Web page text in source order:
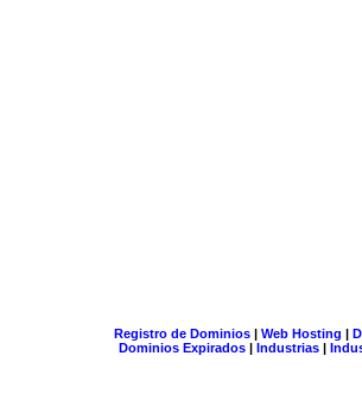
Registro de Dominios| Web Hosting |
Dominios Expirados | Industrias |